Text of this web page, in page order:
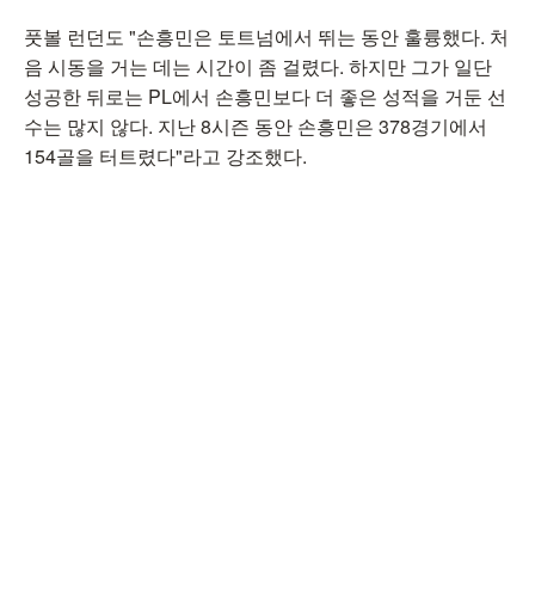
풋볼 런던도 "손흥민은 토트넘에서 뛰는 동안 훌륭했다. 처
음 시동을 거는 데는 시간이 좀 걸렸다. 하지만 그가 일단
성공한 뒤로는 PL에서 손흥민보다 더 좋은 성적을 거둔 선
수는 많지 않다. 지난 8시즌 동안 손흥민은 378경기에서
154골을 터트렸다"라고 강조했다.